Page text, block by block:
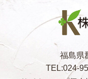
福島県
TEL:024-